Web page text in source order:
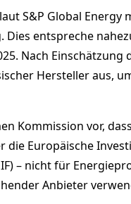
S&P Global Energy
entspreche
Nach Einschätzung
Hersteller aus,
Kommission vor,
Europäische
– nicht für
Anbieter